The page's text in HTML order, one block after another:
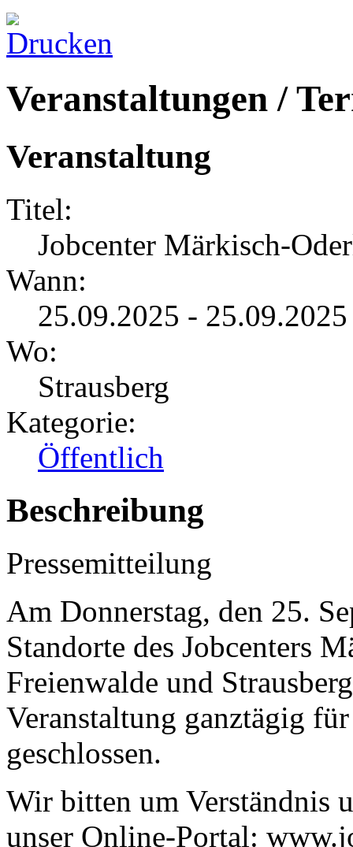
Veranstaltungen /
Veranstaltung
Titel:
Jobcenter Märkisch-
Wann:
25.09.2025 -
Wo:
Strausberg
Kategorie:
Öffentlich
Beschreibung
Pressemitteilung
Am Donnerstag, den 25.
Standorte des Jobcenters
Freienwalde und
Veranstaltung ganztägig
geschlossen.
Wir bitten um Verständnis
unser Online-Portal: